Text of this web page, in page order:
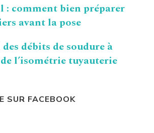
: comment bien préparer
avant la pose
débits de soudure à
l’isométrie tuyauterie
SUR FACEBOOK